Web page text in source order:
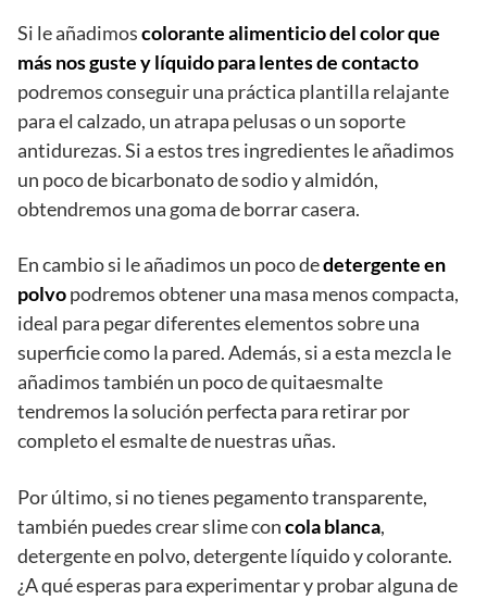
Si le añadimoscolorante alimenticio del color que
más nos guste y líquido para lentes de contacto
podremos conseguir una práctica plantilla relajante
para el calzado, un atrapa pelusas o un soporte
antidurezas. Si a estos tres ingredientes le añadimos
un poco de bicarbonato de sodio y almidón,
obtendremos una goma de borrar casera.
En cambio si le añadimos un poco dedetergente en
polvopodremos obtener una masa menos compacta,
ideal para pegar diferentes elementos sobre una
superficie como la pared. Además, si a esta mezcla le
añadimos también un poco de quitaesmalte
tendremos la solución perfecta para retirar por
completo el esmalte de nuestras uñas.
Por último, si no tienes pegamento transparente,
también puedes crear slime concola blanca,
detergente en polvo, detergente líquido y colorante.
¿A qué esperas para experimentar y probar alguna de